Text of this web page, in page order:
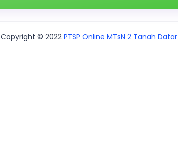
Copyright © 2022 PTSP Online MTsN 2 Tanah Datar